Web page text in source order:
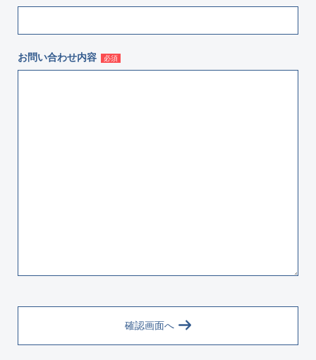
お問い合わせ内容 必須
確認画面へ